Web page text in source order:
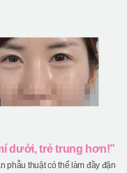
dưới, trẻ trung hơn!”
phẫu thuật có thể làm đầy đặn